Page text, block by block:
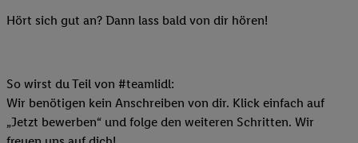
Hört sich gut an? Dann lass bald von dir hören!
So wirst du Teil von #teamlidl:
Wir benötigen kein Anschreiben von dir. Klick einfach auf
„Jetzt bewerben“ und folge den weiteren Schritten. Wir